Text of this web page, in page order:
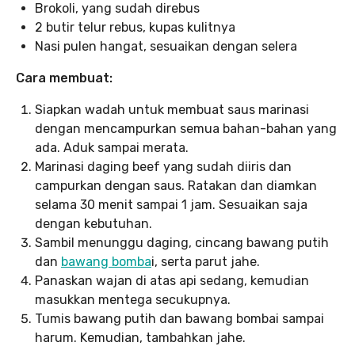
Brokoli, yang sudah direbus
2 butir telur rebus, kupas kulitnya
Nasi pulen hangat, sesuaikan dengan selera
Cara membuat:
Siapkan wadah untuk membuat saus marinasi
dengan mencampurkan semua bahan-bahan yang
ada. Aduk sampai merata.
Marinasi daging beef yang sudah diiris dan
campurkan dengan saus. Ratakan dan diamkan
selama 30 menit sampai 1 jam. Sesuaikan saja
dengan kebutuhan.
Sambil menunggu daging, cincang bawang putih
dan bawang bombai, serta parut jahe.
Panaskan wajan di atas api sedang, kemudian
masukkan mentega secukupnya.
Tumis bawang putih dan bawang bombai sampai
harum. Kemudian, tambahkan jahe.